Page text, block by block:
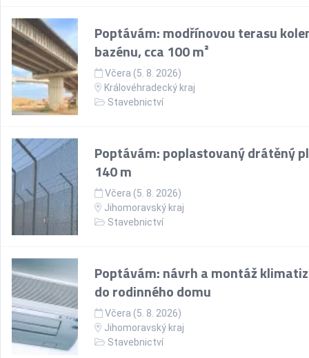
Poptávám: modřínovou terasu
bazénu, cca 100 m²
Včera (5. 8. 2026)
Královéhradecký kraj
Stavebnictví
Poptávám: poplastovaný drátěný
140 m
Včera (5. 8. 2026)
Jihomoravský kraj
Stavebnictví
Poptávám: návrh a montáž
do rodinného domu
Včera (5. 8. 2026)
Jihomoravský kraj
Stavebnictví